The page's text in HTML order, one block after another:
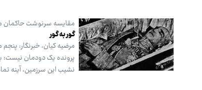
مقایسه سرنوشت حاکمان
گور به گور
مرضیه کیان، خبرنگار:
پرونده یک دودمان نیست؛
نشیب این سرزمین، آینه